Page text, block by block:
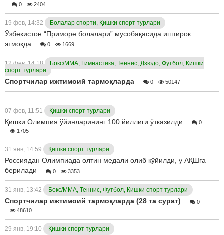
0 2404
19 фев, 14:32 Болалар спорти, Қишки спорт турлари
Ўзбекистон “Приморе болалари” мусобақасида иштирок
этмоқда
0 1669
12 фев, 14:18
Бокс/ММА, Гимнастика, Теннис, Дзюдо, Футбол, Қишки
спорт турлари
Спортчилар ижтимоий тармоқларда 0 50147
07 фев, 11:51 Қишки спорт турлари
Қишки Олимпия ўйинларининг 100 йиллиги ўтказилди
0
1705
31 янв, 14:59 Қишки спорт турлари
Россиядан Олимпиада олтин медали олиб қўйилди, у АҚШга
берилади
0 3353
31 янв, 13:42 Бокс/ММА, Теннис, Футбол, Қишки спорт турлари
Спортчилар ижтимоий тармоқларда (28 та сурат)
0
48610
29 янв, 19:10 Қишки спорт турлари